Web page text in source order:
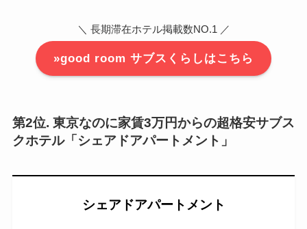
＼ 長期滞在ホテル掲載数NO.1 ／
»good room サブスくらしはこちら
第2位. 東京なのに家賃3万円からの超格安サブス
クホテル「シェアドアパートメント」
シェアドアパートメント